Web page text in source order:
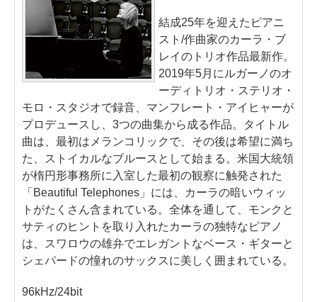
結成25年を迎えたピアニ
スト/作曲家のカーラ・ブ
レイのトリオ作品最新作。
2019年5月にルガーノのオ
ーディトリオ・ステリオ・
モロ・スタジオで録音、マンフレート・アイヒャーが
プロデュースし、3つの曲集から成る作品。タイトル
曲は、最初はメランコリックで、その後は希望に満ち
た、ストイカルなブルースとして始まる。米国大統領
が楕円形事務所に入室した最初の観察に触発された
「Beautiful Telephones」には、カーラの暗いウィッ
トがたくさん含まれている。全体を通して、モンクと
サティのヒントを取り入れたカーラの独特なピアノ
は、スワロウの雄弁でエレガントなベース・ギターと
シェパードの憧れのサックスに美しく囲まれている。
96kHz/24bit